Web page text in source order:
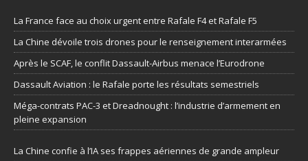
La France face au choix urgent entre Rafale F4 et Rafale F5
La Chine dévoile trois drones pour le renseignement interarmées
Après le SCAF, le conflit Dassault-Airbus menace l’Eurodrone
Dassault Aviation : le Rafale porte les résultats semestriels
Méga-contrats PAC-3 et Dreadnought : l’industrie d’armement en
pleine expansion
La Chine confie à l’IA ses frappes aériennes de grande ampleur